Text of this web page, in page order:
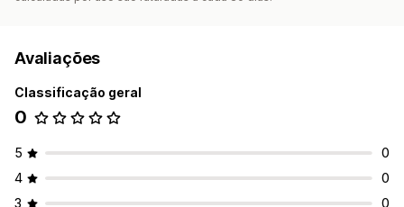
Avaliações
Classificação geral
0
5
0
4
0
3
0